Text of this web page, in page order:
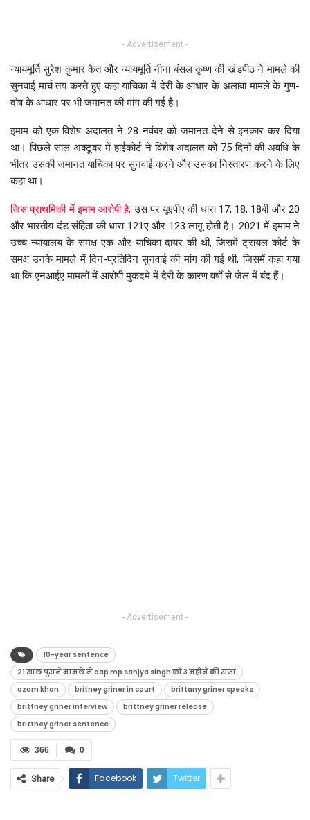
- Advertisement -
न्यायमूर्ति सुरेश कुमार कैत और न्यायमूर्ति नीना बंसल कृष्ण की खंडपीठ ने मामले की
सुनवाई मार्च तय करते हुए कहा याचिका में देरी के आधार के अलावा मामले के गुण-
दोष के आधार पर भी जमानत की मांग की गई है।
इमाम को एक विशेष अदालत ने 28 नवंबर को जमानत देने से इनकार कर दिया
था। पिछले साल अक्टूबर में हाईकोर्ट ने विशेष अदालत को 75 दिनों की अवधि के
भीतर उसकी जमानत याचिका पर सुनवाई करने और उसका निस्तारण करने के लिए
कहा था।
जिस प्राथमिकी में इमाम आरोपी है, उस पर यूएपीए की धारा 17, 18, 18बी और 20
और भारतीय दंड संहिता की धारा 121ए और 123 लागू होती है। 2021 में इमाम ने
उच्च न्यायालय के समक्ष एक और याचिका दायर की थी, जिसमें ट्रायल कोर्ट के
समक्ष उनके मामले में दिन-प्रतिदिन सुनवाई की मांग की गई थी, जिसमें कहा गया
था कि एनआईए मामलों में आरोपी मुकदमे में देरी के कारण वर्षों से जेल में बंद हैं।
- Advertisement -
10-year sentence
21 साल पुराने मामले में aap mp sanjya singh को 3 महीने की सजा
azam khan
britney griner in court
brittany griner speaks
brittney griner interview
brittney griner release
brittney griner sentence
0
366
Share Facebook Twitter